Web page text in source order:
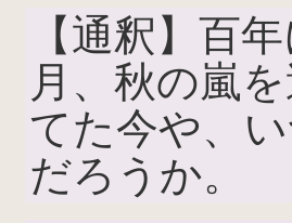
【通釈】百
月、秋の嵐
てた今や、
だろうか。